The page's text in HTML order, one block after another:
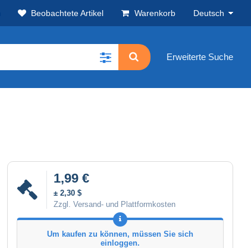
Beobachtete Artikel Warenkorb Deutsch
Erweiterte Suche
1,99 €
± 2,30 $
Zzgl. Versand- und Plattformkosten
Um kaufen zu können, müssen Sie sich
einloggen.